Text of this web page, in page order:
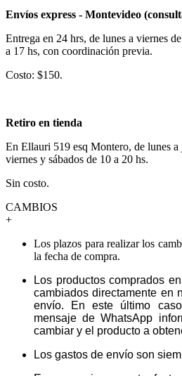
Envíos express - Montevideo
Entrega en 24 hrs, de lunes a viernes
a 17 hs, con coordinación previa.
Costo: $150.
Retiro en tienda
En Ellauri 519 esq Montero, de lunes a
viernes y sábados de 10 a 20 hs.
Sin costo.
CAMBIOS
+
Los plazos para realizar los
la fecha de compra.
Los productos comprados
cambiados directamente en
envío. En este último
mensaje de WhatsApp
cambiar y el producto a
Los gastos de envío son